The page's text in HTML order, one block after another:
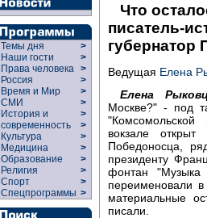
Темы дня
>
Наши гости
>
Права человека >
Россия
>
Время и Мир
>
СМИ
>
История и
современность
>
>
Культура
>
Медицина
>
Образование
>
Религия
>
Спорт
>
Спецпрограммы >
Что
писатель-
губернатор
Ведущая Елена
Елена
Москве?" - под
вокзале открыт
Победоносца,
президенту
фонтан "Музыка
переименовали
материальные
писали.